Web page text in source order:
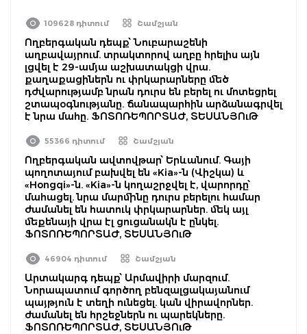
109628 դիտում Շամշյան
Ողբերգական դեպք՝ Նուբարաշենի
աղբավայրում. տրակտորով աղբը հրելիս այն
լցվել է 29-ամյա աշխատակցի վրա.
քաղաքացիներն ու փրկարարները մեծ
դժվարությամբ նրան դուրս են բերել ու մոտեցրել
շտապօգնությանը. ճանապարհին արձանագրվել
է նրա մահը. ՖՈՏՈՌԵՊՈՐՏԱԺ, ՏԵՍԱՆՅՈւԹ
55366 դիտում Շամշյան
Ողբերգական ավտովթար՝ Երևանում. Գայի
պողոտայում բախվել են «Kia»-ն (Վիշկա) և
«Hongqi»-ն. «Kia»-ն կողաշրջվել է, վարորդը՝
մահացել. նրա մարմինը դուրս բերելու համար
ժամանել են հատուկ փրկարարներ. մեկ այլ
մեքենայի վրա էլ ցուցանակն է ընկել.
ՖՈՏՈՌԵՊՈՐՏԱԺ, ՏԵՍԱՆՅՈւԹ
46904 դիտում Շամշյան
Արտակարգ դեպք՝ Արմավիրի մարզում.
Նորապատում գործող բենզալցակայանում
պայթյուն է տեղի ունեցել. կան վիրավորներ.
ժամանել են հրշեջներն ու պարեկները.
ՖՈՏՈՌԵՊՈՐՏԱԺ, ՏԵՍԱՆՅՈւԹ